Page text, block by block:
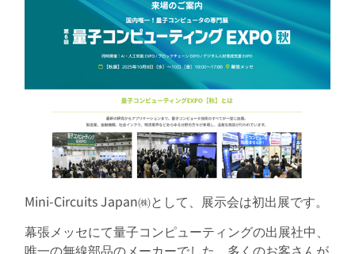
Mini-Circuits Japan㈱として、展示会は初出展です。
幕張メッセにて量子コンピューティングの出展社中、
唯一の無線部品のメーカーでした。多くのお客さんが